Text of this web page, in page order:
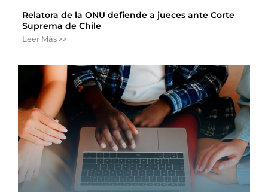
Relatora de la ONU defiende a jueces ante Corte
Suprema de Chile
Leer Más >>